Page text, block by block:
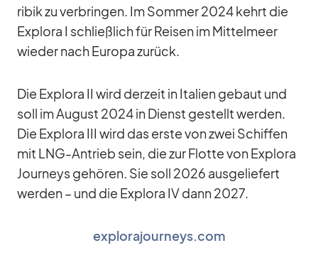
ri­bik zu ver­brin­gen. Im Som­mer 2024 kehrt die
Ex­plora I schließ­lich für Rei­sen im Mit­tel­meer
wie­der nach Eu­ropa zu­rück.
Die Ex­plora II wird der­zeit in Ita­lien ge­baut und
soll im Au­gust 2024 in Dienst ge­stellt wer­den.
Die Ex­plora III wird das erste von zwei Schif­fen
mit LNG-An­trieb sein, die zur Flotte von Ex­plora
Jour­neys ge­hö­ren. Sie soll 2026 aus­ge­lie­fert
wer­den – und die Ex­plora IV dann 2027.
explorajourneys.com